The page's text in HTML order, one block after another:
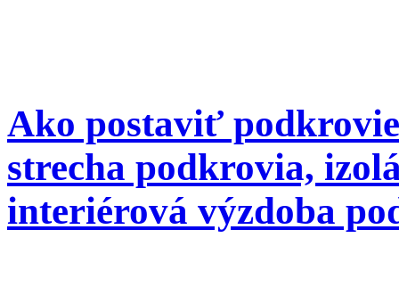
Ako postaviť
strecha podkrovia,
interiérová výzdoba